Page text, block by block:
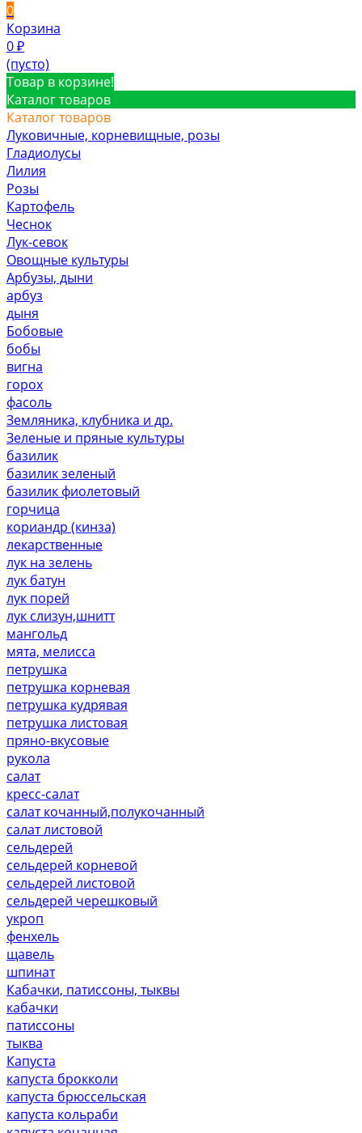
0
Корзина
0 ₽
(пусто)
Товар в корзине!
Каталог товаров
Каталог товаров
Луковичные, корневищные, розы
Гладиолусы
Лилия
Розы
Картофель
Чеснок
Лук-севок
Овощные культуры
Арбузы, дыни
арбуз
дыня
Бобовые
бобы
вигна
горох
фасоль
Земляника, клубника и др.
Зеленые и пряные культуры
базилик
базилик зеленый
базилик фиолетовый
горчица
кориандр (кинза)
лекарственные
лук на зелень
лук батун
лук порей
лук слизун,шнитт
мангольд
мята, мелисса
петрушка
петрушка корневая
петрушка кудрявая
петрушка листовая
пряно-вкусовые
рукола
салат
кресс-салат
салат кочанный,полукочанный
салат листовой
сельдерей
сельдерей корневой
сельдерей листовой
сельдерей черешковый
укроп
фенхель
щавель
шпинат
Кабачки, патиссоны, тыквы
кабачки
патиссоны
тыква
Капуста
капуста брокколи
капуста брюссельская
капуста кольраби